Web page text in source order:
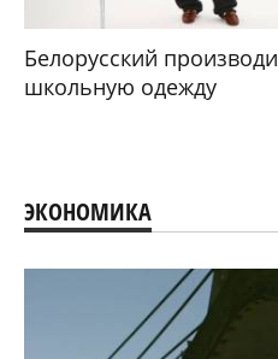
Белорусский
школьную одежду
ЭКОНОМИКА